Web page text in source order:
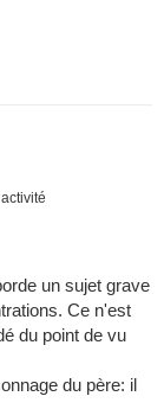
un sujet grave
Ce n'est
du point de vu
du père: il